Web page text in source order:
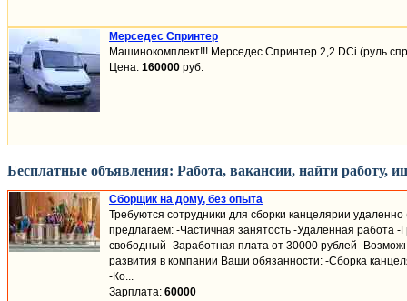
Мерседес Спринтер
Машинокомплект!!! Мерседес Спринтер 2,2 DCi (руль
Цена: 160000 руб.
Бесплатные объявления: Работа, вакансии, найти работу,
Сборщик на дому, без опыта
Требуются сотрудники для сборки канцелярии
предлагаем: -Частичная занятость -Удаленная работа -
свободный -Заработная плата от 30000 рублей -
развития в компании Ваши обязанности: -Сборка
-Ко...
Зарплата: 60000